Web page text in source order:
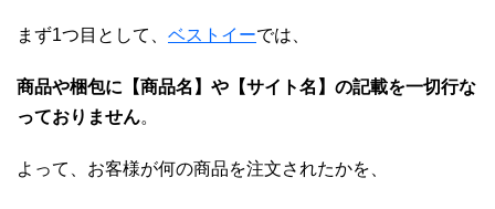
まず1つ目として、 ベストイーでは、
商品や梱包に【商品名】や【サイト名】の記載を一切行な
っておりません。
よって、お客様が何の商品を注文されたかを、